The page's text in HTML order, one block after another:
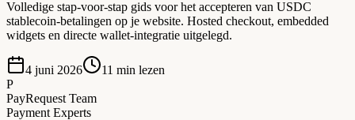
Volledige stap-voor-stap gids voor het accepteren van USDC
stablecoin-betalingen op je website. Hosted checkout, embedded
widgets en directe wallet-integratie uitgelegd.
4 juni 2026 11 min lezen
P
PayRequest Team
Payment Experts